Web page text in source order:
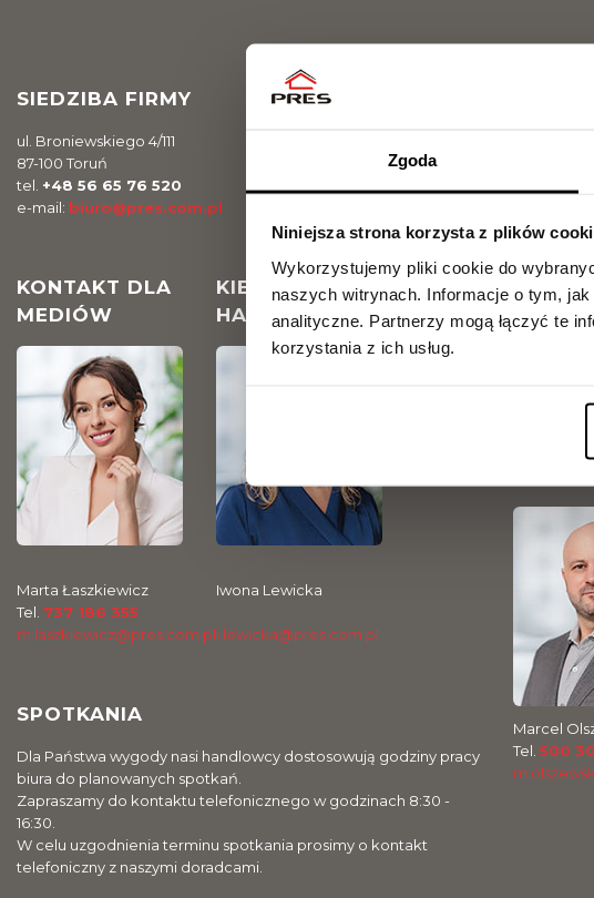
Zgoda
Niniejsza strona korzysta z plików
Wykorzystujemy pliki cookie do
naszych witrynach. Informacje o tym,
analityczne. Partnerzy mogą łączyć te
korzystania z ich usług.
SIEDZIBA FIRMY
ul. Broniewskiego 4/111
87-100 Toruń
tel. +48 56 65 76 520
e-mail: biuro@pres.com.pl
KONTAKT DLA
MEDIÓW
Marta Łaszkiewicz
Tel. 737 186 355
m.laszkiewicz@pres.com.pl
KIEROWNIK DZIAŁU
HANDLOWEGO
Iwona Lewicka
i.lewicka@pres.com.pl
SPOTKANIA
Dla Państwa wygody nasi handlowcy dostosowują godziny pracy
biura do planowanych spotkań.
Zapraszamy do kontaktu telefonicznego w godzinach 8:30 -
16:30.
W celu uzgodnienia terminu spotkania prosimy o kontakt
telefoniczny z naszymi doradcami.
Marcel
Tel. 500